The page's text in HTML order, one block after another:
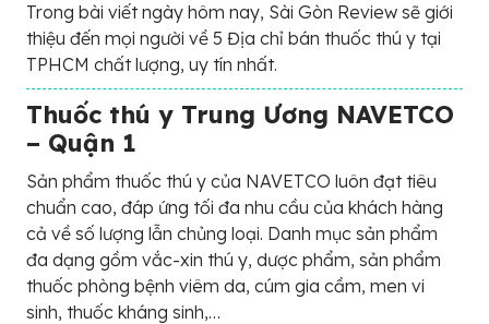
Trong bài viết ngày hôm nay, Sài Gòn Review sẽ giới
thiệu đến mọi người về 5 Địa chỉ bán thuốc thú y tại
TPHCM chất lượng, uy tín nhất.
Thuốc thú y Trung Ương NAVETCO
– Quận 1
Sản phẩm thuốc thú y của NAVETCO luôn đạt tiêu
chuẩn cao, đáp ứng tối đa nhu cầu của khách hàng
cả về số lượng lẫn chủng loại. Danh mục sản phẩm
đa dạng gồm vắc-xin thú y, dược phẩm, sản phẩm
thuốc phòng bệnh viêm da, cúm gia cầm, men vi
sinh, thuốc kháng sinh,…